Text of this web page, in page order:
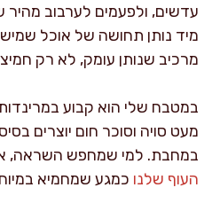
עדשים, ולפעמים לערבוב מהיר
מיד נותן תחושה של אוכל
מרכיב שנותן עומק, לא רק
במטבח שלי הוא קבוע
מעט סויה וסוכר חום יוצרים
במחבת. למי שמחפש השראה,
העוף שלנו כמגע שמחמיא